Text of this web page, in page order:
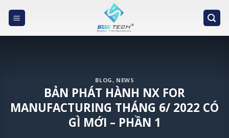
BLOG, NEWS
BẢN PHÁT HÀNH NX FOR
MANUFACTURING THÁNG 6/ 2022 CÓ
GÌ MỚI – PHẦN 1